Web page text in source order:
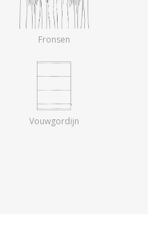
Fronsen
Vouwgordijn